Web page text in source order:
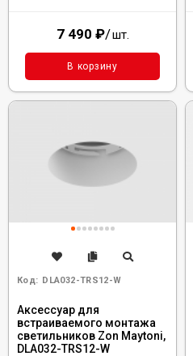
7 490 ₽/шт.
В корзину
Код: DLA032-TRS12-W
Аксессуар для
встраиваемого монтажа
светильников Zon Maytoni,
DLA032-TRS12-W